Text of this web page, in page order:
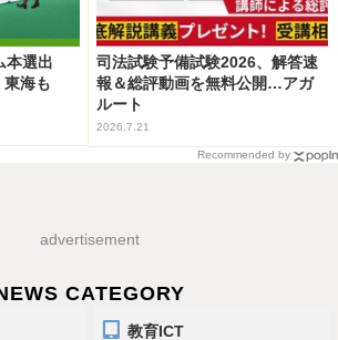
本選出
海も
司法試験予備試験2026、解答速
報＆総評動画を無料公開…アガ
ルート
2026.7.21
Recommended by
advertisement
CATEGORY
教育ICT